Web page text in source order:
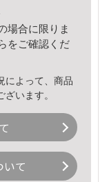
場合に限りま
をご確認くだ
によって、商品
います。
て